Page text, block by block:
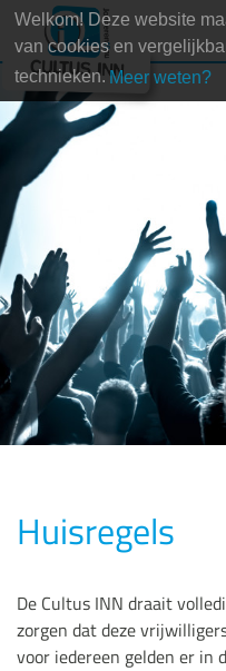
Huisregels
De Cultus INN draait
zorgen dat deze
voor iedereen gelden er in
Welkom! Deze website
van cookies en
technieken. Meer weten?